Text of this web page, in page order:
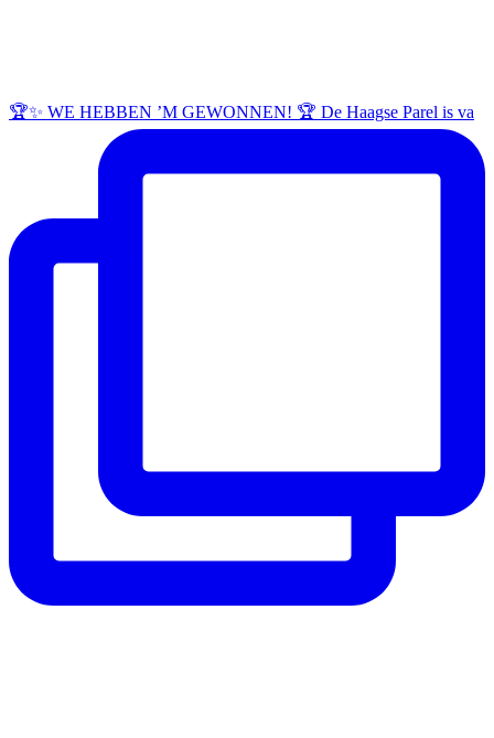
🏆✨ WE HEBBEN ’M GEWONNEN! 🏆 De Haagse Parel is va